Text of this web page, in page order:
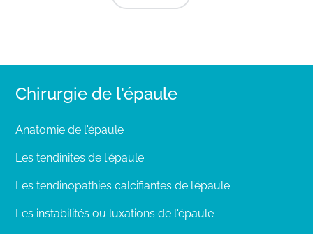
Chirurgie de l'épaule
Anatomie de l'épaule
Les tendinites de l'épaule
Les tendinopathies calcifiantes de l’épaule
Les instabilités ou luxations de l'épaule